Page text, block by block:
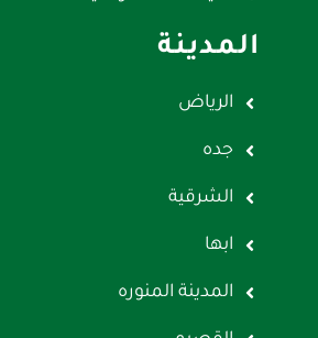
المدينة
الرياض
جده
الشرقية
ابها
المدينة المنوره